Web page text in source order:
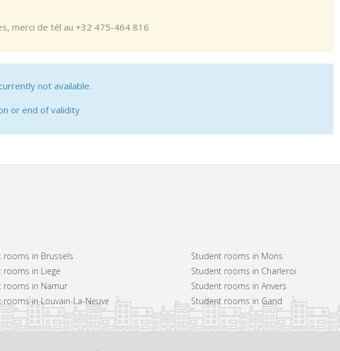
merci de tél au +32 475-464 816
not available.
or end of validity
rooms in Brussels
rooms in Liege
rooms in Namur
rooms in Louvain-La-Neuve
Student rooms in Mons
Student rooms in Charleroi
Student rooms in Anvers
Student rooms in Gand